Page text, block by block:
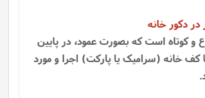
در دکور خانه
و کوتاه است که بصورت عمود، در پایین
کف خانه (سرامیک یا پارکت) اجرا و مورد